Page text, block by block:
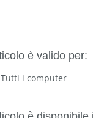
Tutti i computer